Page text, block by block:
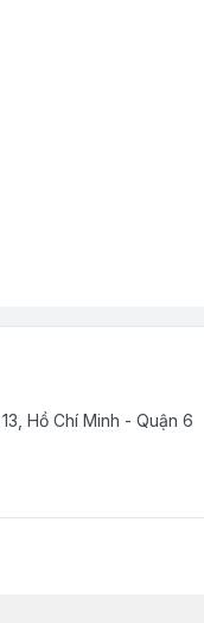
Hồ Chí Minh - Quận 6